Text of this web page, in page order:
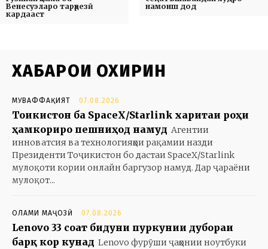
Венесуэларо тарҳрезӣ
кардааст
намоиш дод
ХАБАРҲОИ ОХИРИН
МУВАФФАҚИЯТ 07.08.2026
Тоҷикистон ба SpaceX/Starlink харитаи роҳи
ҳамкориро пешниҳод намуд Агентии
инноватсия ва технологияҳои рақамии назди
Президенти Тоҷикистон бо дастаи SpaceX/Starlink
мулоқоти кории онлайн баргузор намуд. Дар ҷараёни
мулоқот...
ОЛАМИ МАҶОЗӢ 07.08.2026
Lenovo 33 соат бидуни пуркунии дубораи
барқ кор кунад Lenovo фурӯши ҷаҳонии ноутбуки